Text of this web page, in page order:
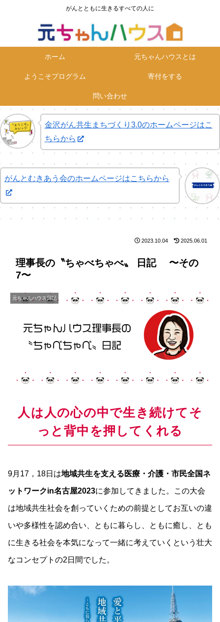
がんとともに生きるすべての人に
ホーム 元ちゃんハウスとは
ようこそプログラム 寄付をする
問い合わせ
金沢がん共生まちづくり3.0のホームページはこ
ちらから
がんとむきあう会のホームページはこちらから
理事長の〝ちゃべちゃべ〟 日記 〜その
7〜
元ちゃんハウス日記
2023.10.04 2025.06.01
人は人の心の中で生き続けてそ
っと背中を押してくれる
9月17，18日は地域共生を支える医療・介護・市民全国ネ
ットワークin名古屋2023に参加してきました。この大会
は地域共生社会を創っていくための前提としてお互いの違
いや多様性を認め合い、ともに暮らし、ともに癒し、とも
に生きる社会を本気になって一緒に考えていくという壮大
なコンセプトの2日間でした。